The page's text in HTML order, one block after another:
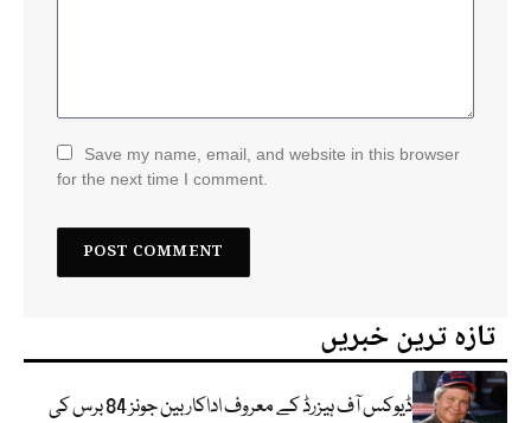
Save my name, email, and website in this browser
for the next time I comment.
تازہ ترین خبریں
ڈیوکس آف ہیزرڈ کے معروف اداکار بین جونز 84 برس کی